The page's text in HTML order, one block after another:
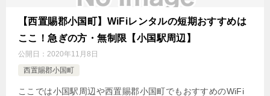
【西置賜郡小国町】WiFiレンタルの短期おすすめは
ここ！急ぎの方・無制限【小国駅周辺】
公開日： 2020年11月8日
西置賜郡小国町
ここでは小国駅周辺や西置賜郡小国町でもおすすめのWiFi